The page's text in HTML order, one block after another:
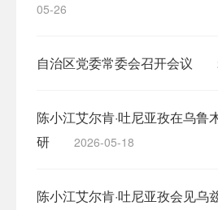
05-26
自治区党委常委会召开会议
陈小江艾尔肯·吐尼亚孜在乌鲁
研
2026-05-18
陈小江艾尔肯·吐尼亚孜会见乌